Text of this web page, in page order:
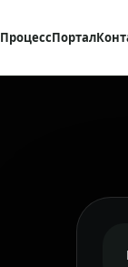
ПроцессПортал